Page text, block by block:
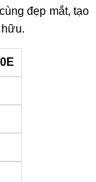
đẹp mắt, tạo